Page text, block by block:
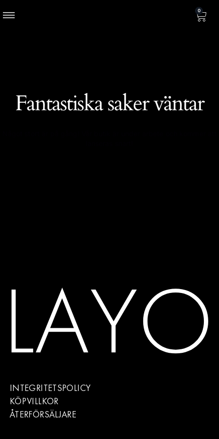
0
Fantastiska saker väntar
INTEGRITETSPOLICY
KÖPVILLKOR
ÅTERFÖRSÄLJARE